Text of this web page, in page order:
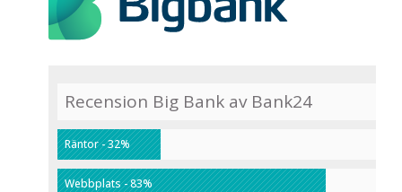
Recension Big Bank av Bank24
Räntor - 32%
Webbplats - 83%